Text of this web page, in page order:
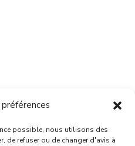
possible, nous utilisons des
de refuser ou de changer d'avis à